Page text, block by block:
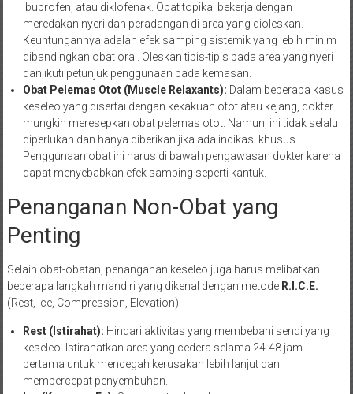
ibuprofen, atau diklofenak. Obat topikal bekerja dengan
meredakan nyeri dan peradangan di area yang dioleskan.
Keuntungannya adalah efek samping sistemik yang lebih minim
dibandingkan obat oral. Oleskan tipis-tipis pada area yang nyeri
dan ikuti petunjuk penggunaan pada kemasan.
Obat Pelemas Otot (Muscle Relaxants): Dalam beberapa kasus
keseleo yang disertai dengan kekakuan otot atau kejang, dokter
mungkin meresepkan obat pelemas otot. Namun, ini tidak selalu
diperlukan dan hanya diberikan jika ada indikasi khusus.
Penggunaan obat ini harus di bawah pengawasan dokter karena
dapat menyebabkan efek samping seperti kantuk.
Penanganan Non-Obat yang
Penting
Selain obat-obatan, penanganan keseleo juga harus melibatkan
beberapa langkah mandiri yang dikenal dengan metode R.I.C.E.
(Rest, Ice, Compression, Elevation):
Rest (Istirahat): Hindari aktivitas yang membebani sendi yang
keseleo. Istirahatkan area yang cedera selama 24-48 jam
pertama untuk mencegah kerusakan lebih lanjut dan
mempercepat penyembuhan.